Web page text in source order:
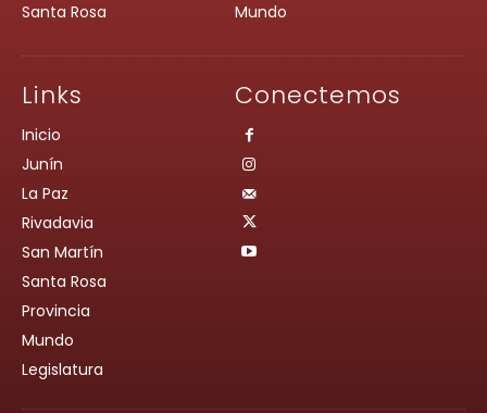
Santa Rosa
Mundo
Links
Inicio
Junín
La Paz
Rivadavia
San Martín
Santa Rosa
Provincia
Mundo
Legislatura
Conectemos